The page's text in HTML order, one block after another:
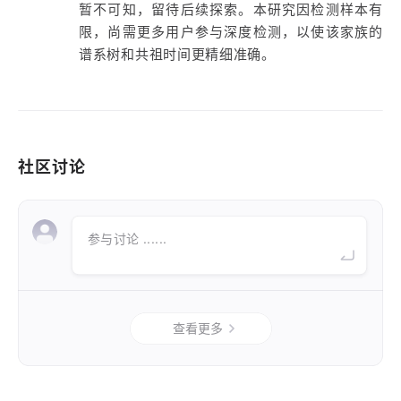
暂不可知，留待后续探索。本研究因检测样本有
限，尚需更多用户参与深度检测，以使该家族的
谱系树和共祖时间更精细准确。
社区讨论
参与讨论 ......
查看更多